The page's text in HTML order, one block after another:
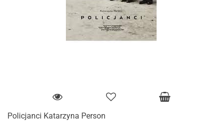
Policjanci Katarzyna Person